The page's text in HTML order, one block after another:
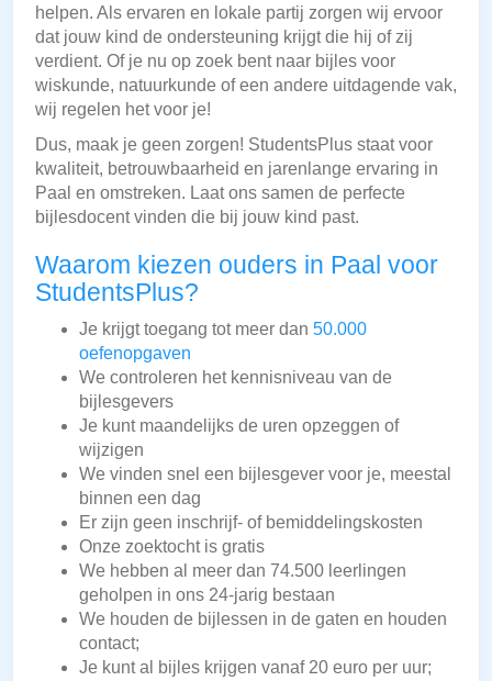
helpen. Als ervaren en lokale partij zorgen wij ervoor
dat jouw kind de ondersteuning krijgt die hij of zij
verdient. Of je nu op zoek bent naar bijles voor
wiskunde, natuurkunde of een andere uitdagende vak,
wij regelen het voor je!
Dus, maak je geen zorgen! StudentsPlus staat voor
kwaliteit, betrouwbaarheid en jarenlange ervaring in
Paal en omstreken. Laat ons samen de perfecte
bijlesdocent vinden die bij jouw kind past.
Waarom kiezen ouders in Paal voor
StudentsPlus?
Je krijgt toegang tot meer dan 50.000
oefenopgaven
We controleren het kennisniveau van de
bijlesgevers
Je kunt maandelijks de uren opzeggen of
wijzigen
We vinden snel een bijlesgever voor je, meestal
binnen een dag
Er zijn geen inschrijf- of bemiddelingskosten
Onze zoektocht is gratis
We hebben al meer dan 74.500 leerlingen
geholpen in ons 24-jarig bestaan
We houden de bijlessen in de gaten en houden
contact;
Je kunt al bijles krijgen vanaf 20 euro per uur;